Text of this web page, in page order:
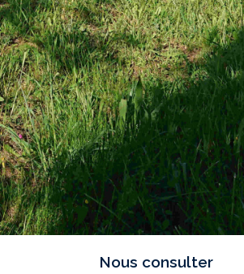
Nous consulter